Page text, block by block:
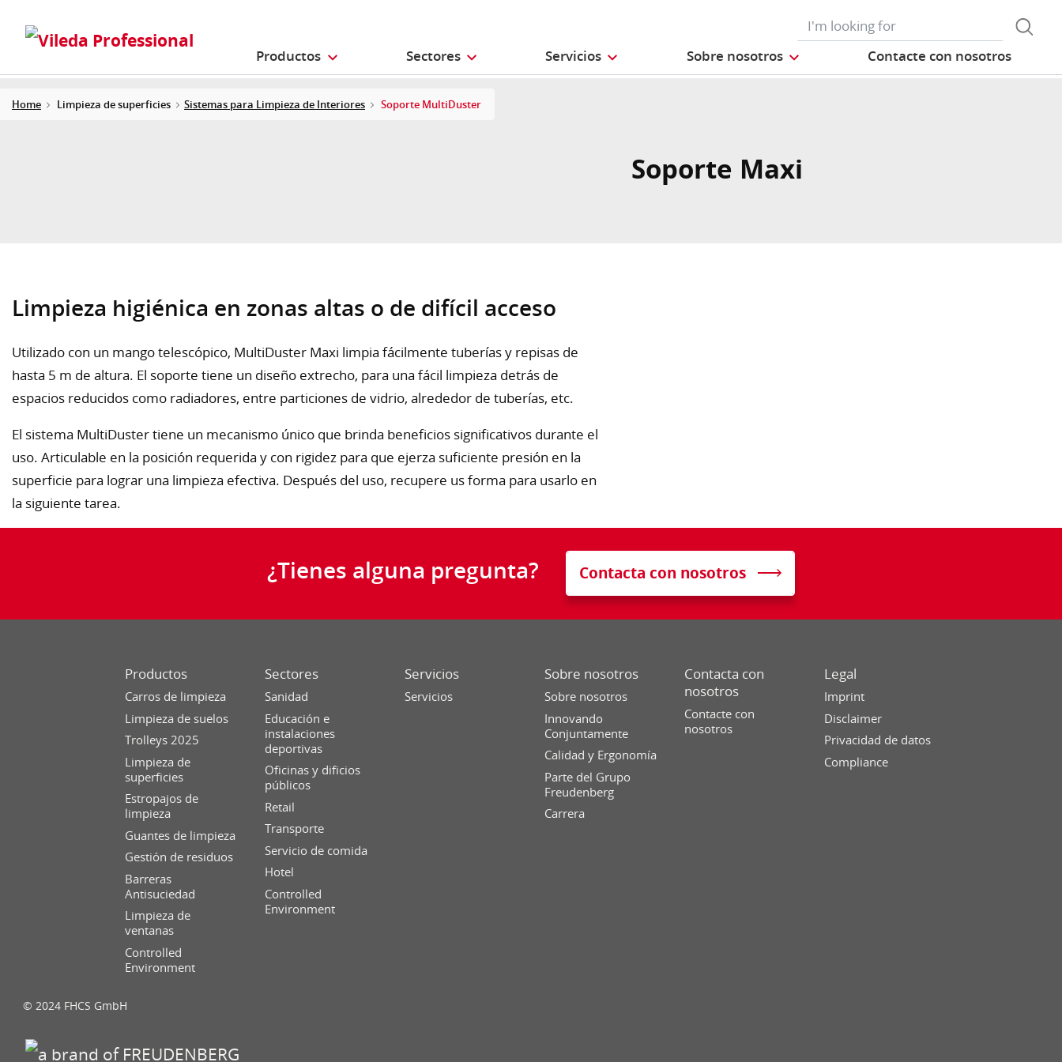
Productos Sectores Servicios Sobre nosotros Contacte con nosotros
Home Limpieza de superficies Sistemas para Limpieza de Interiores Soporte MultiDuster
Soporte Maxi
Limpieza higiénica en zonas altas o de difícil acceso
Utilizado con un mango telescópico, MultiDuster Maxi limpia fácilmente tuberías y repisas de
hasta 5 m de altura. El soporte tiene un diseño extrecho, para una fácil limpieza detrás de
espacios reducidos como radiadores, entre particiones de vidrio, alrededor de tuberías, etc.
El sistema MultiDuster tiene un mecanismo único que brinda beneficios significativos durante el
uso. Articulable en la posición requerida y con rigidez para que ejerza suficiente presión en la
superficie para lograr una limpieza efectiva. Después del uso, recupere us forma para usarlo en
la siguiente tarea.
¿Tienes alguna pregunta? Contacta con nosotros
Productos
Carros de limpieza
Limpieza de suelos
Trolleys 2025
Limpieza de
superficies
Estropajos de
limpieza
Guantes de limpieza
Gestión de residuos
Barreras
Antisuciedad
Limpieza de
ventanas
Controlled
Environment
Sectores
Sanidad
Educación e
instalaciones
deportivas
Oficinas y dificios
públicos
Retail
Transporte
Servicio de comida
Hotel
Controlled
Environment
Servicios
Servicios
Sobre nosotros
Sobre nosotros
Innovando
Conjuntamente
Calidad y Ergonomía
Parte del Grupo
Freudenberg
Carrera
Contacta con
nosotros
Contacte con
nosotros
Legal
Imprint
Disclaimer
Privacidad de datos
Compliance
© 2024 FHCS GmbH